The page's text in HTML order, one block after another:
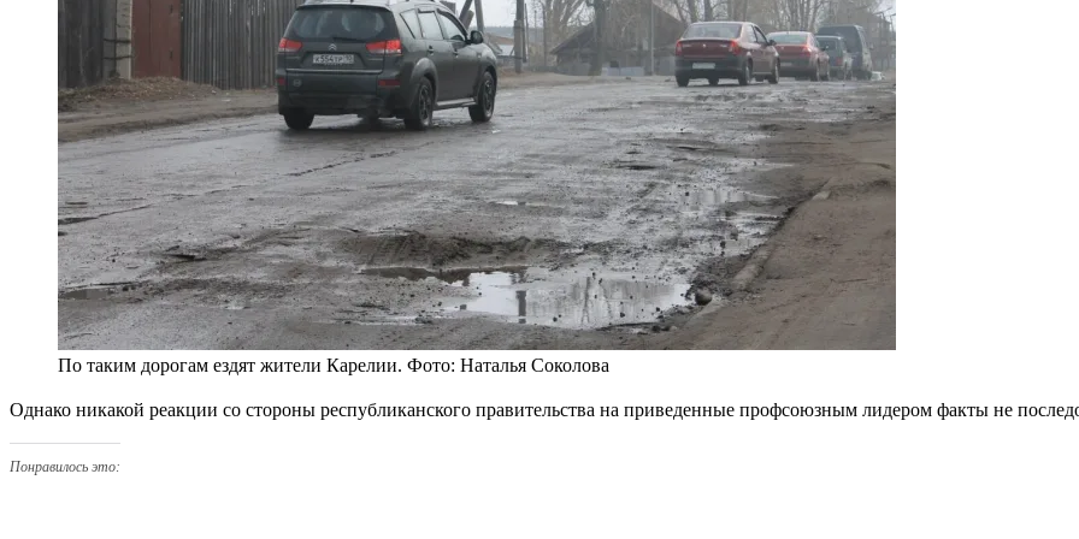
По таким дорогам ездят жители Карелии. Фото: Наталья Соколова
Однако никакой реакции со стороны республиканского правительства на приведенные профсоюзным лидером факты не
Понравилось это: